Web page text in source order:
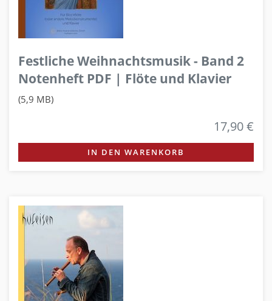
Festliche Weihnachtsmusik - Band 2
Notenheft PDF | Flöte und Klavier
(5,9 MB)
17,90 €
IN DEN WARENKORB